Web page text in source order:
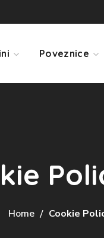
Poveznice
Home Cookie